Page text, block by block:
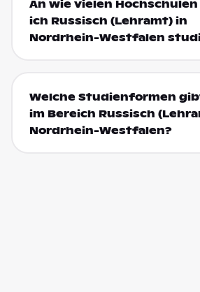
An wie vielen Hochschulen
ich Russisch (Lehramt) in
Nordrhein-Westfalen
Welche Studienformen
im Bereich Russisch
Nordrhein-Westfalen?